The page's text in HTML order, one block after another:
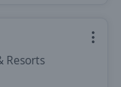
Resorts